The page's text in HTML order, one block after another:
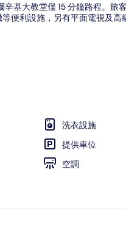
基大教堂僅 15 分鐘路程。旅
便利設施，另有平面電視及
洗衣設施
提供車位
空調